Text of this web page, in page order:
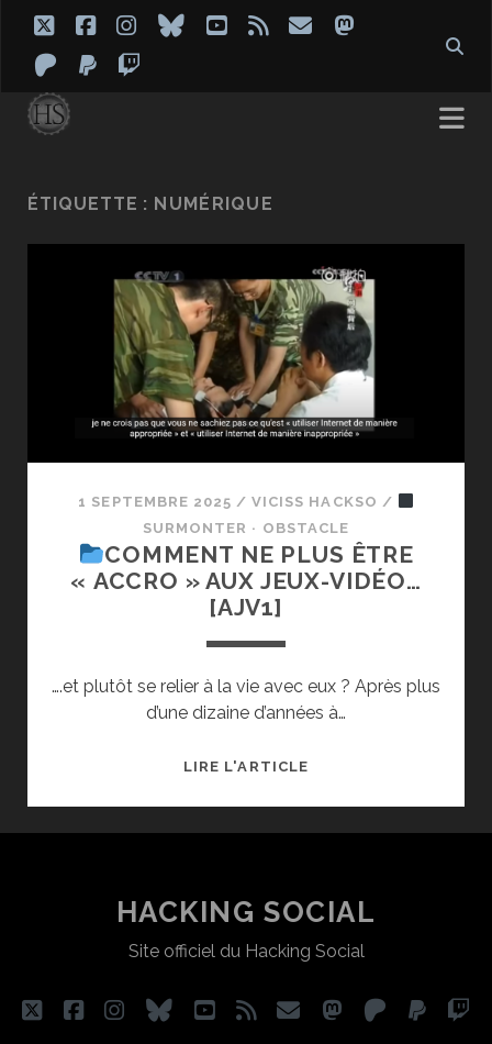
twitterfacebook
instagram
blueskyyoutube
rss emailmastodon
patreon
paypal
ÉTIQUETTE : NUMÉRIQUE
1 SEPTEMBRE 2025 /VICISS HACKSO /
SURMONTER · OBSTACLE
COMMENT NE PLUS ÊTRE
« ACCRO » AUX JEUX-VIDÉO…
[AJV1]
….et plutôt se relier à la vie avec eux ? Après plus
d’une dizaine d’années à…
LIRE L'ARTICLE
AUX
JEUX-
[AJV1]
HACKING SOCIAL
Site officiel du Hacking Social
twitterfacebook
instagram
blueskyyoutube
rss emailmastodon
patreon